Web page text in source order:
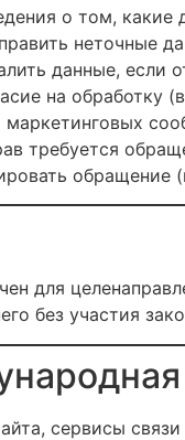
о том, какие
неточные
данные, если
на обработку
маркетинговых
требуется
обращение
для
без участия
сервисы